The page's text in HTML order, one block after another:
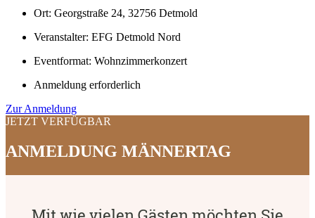
Ort: Georgstraße 24, 32756 Detmold
Veranstalter: EFG Detmold Nord
Eventformat: Wohnzimmerkonzert
Anmeldung erforderlich
Zur Anmeldung
JETZT VERFÜGBAR
ANMELDUNG MÄNNERTAG